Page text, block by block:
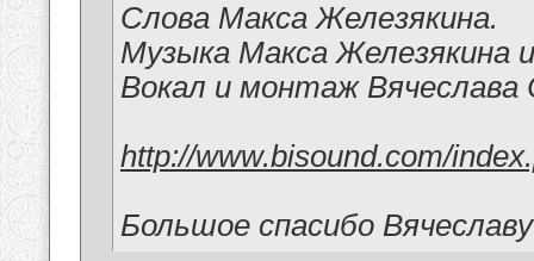
Слова Макса Железякина.
Музыка Макса Железякина
Вокал и монтаж Вячеслава
http://www.bisound.com/
Большое спасибо